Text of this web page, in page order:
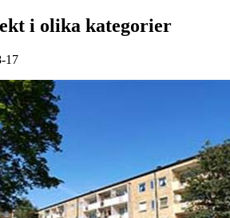
i olika kategorier
17